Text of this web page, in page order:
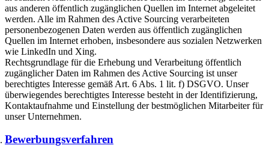
aus anderen öffentlich zugänglichen Quellen im Internet abgeleitet
werden. Alle im Rahmen des Active Sourcing verarbeiteten
personenbezogenen Daten werden aus öffentlich zugänglichen
Quellen im Internet erhoben, insbesondere aus sozialen Netzwerken
wie LinkedIn und Xing.
Rechtsgrundlage für die Erhebung und Verarbeitung öffentlich
zugänglicher Daten im Rahmen des Active Sourcing ist unser
berechtigtes Interesse gemäß Art. 6 Abs. 1 lit. f) DSGVO. Unser
überwiegendes berechtigtes Interesse besteht in der Identifizierung,
Kontaktaufnahme und Einstellung der bestmöglichen Mitarbeiter für
unser Unternehmen.
Bewerbungsverfahren